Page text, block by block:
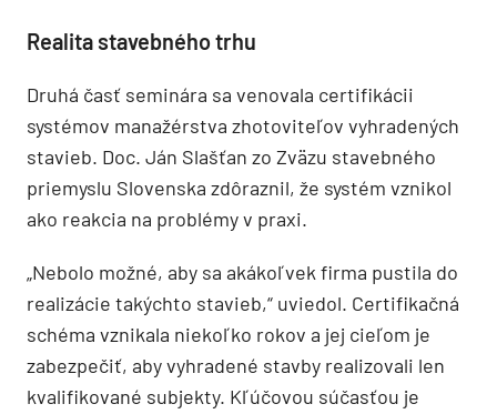
Realita stavebného trhu
Druhá časť seminára sa venovala certifikácii
systémov manažérstva zhotoviteľov vyhradených
stavieb. Doc. Ján Slašťan zo Zväzu stavebného
priemyslu Slovenska zdôraznil, že systém vznikol
ako reakcia na problémy v praxi.
„Nebolo možné, aby sa akákoľvek firma pustila do
realizácie takýchto stavieb,“ uviedol. Certifikačná
schéma vznikala niekoľko rokov a jej cieľom je
zabezpečiť, aby vyhradené stavby realizovali len
kvalifikované subjekty. Kľúčovou súčasťou je